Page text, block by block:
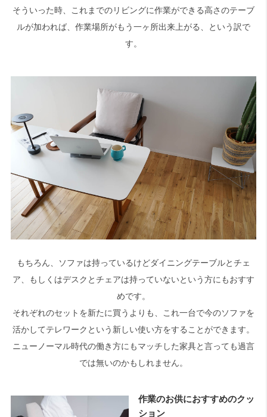
そういった時、これまでのリビングに作業ができる高さのテーブ
ルが加われば、作業場所がもう一ヶ所出来上がる、という訳で
す。
もちろん、ソファは持っているけどダイニングテーブルとチェ
ア、もしくはデスクとチェアは持っていないという方にもおすす
めです。
それぞれのセットを新たに買うよりも、これ一台で今のソファを
活かしてテレワークという新しい使い方をすることができます。
ニューノーマル時代の働き方にもマッチした家具と言っても過言
では無いのかもしれません。
作業のお供におすすめのクッ
ション